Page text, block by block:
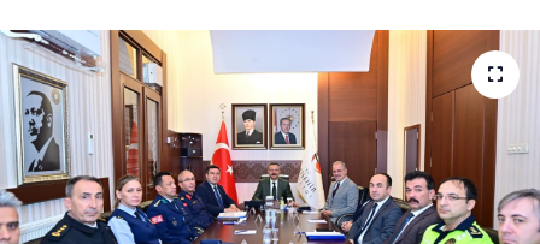
SPOR
MAGAZİN
ESKİŞEHİRSPOR